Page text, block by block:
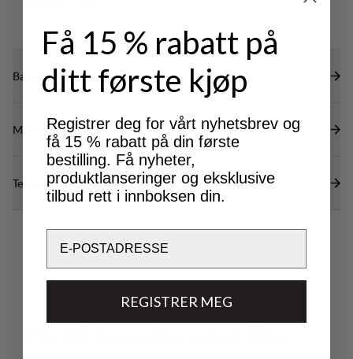
Bærekraftsegenskaper
Materialer
Tekniske spesifikasjoner
Få 15 % rabatt på
ditt første kjøp
Registrer deg for vårt nyhetsbrev og
få 15 % rabatt på din første
bestilling. Få nyheter,
produktlanseringer og eksklusive
tilbud rett i innboksen din.
REGISTRER MEG